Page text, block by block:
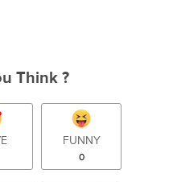
Think ?
FUNNY
0